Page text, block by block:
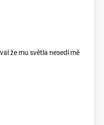
že mu světla nesedí mě